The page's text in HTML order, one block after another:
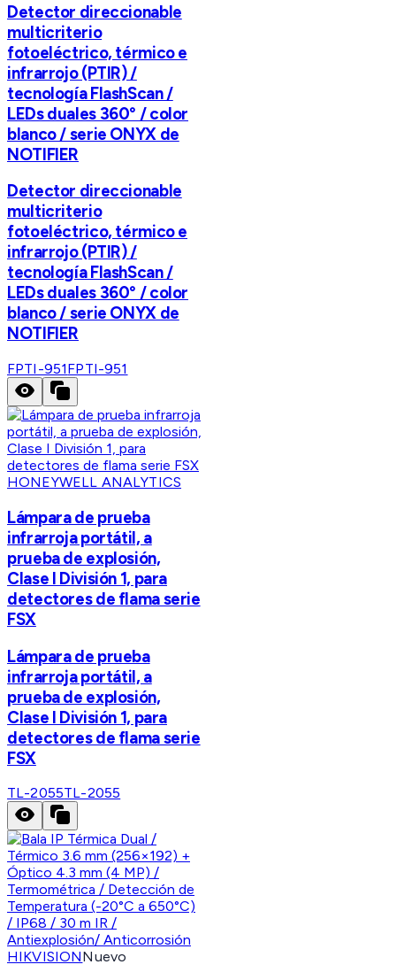
Detector direccionable
multicriterio
fotoeléctrico, térmico e
infrarrojo (PTIR) /
tecnología FlashScan /
LEDs duales 360° / color
blanco / serie ONYX de
NOTIFIER
Detector direccionable
multicriterio
fotoeléctrico, térmico e
infrarrojo (PTIR) /
tecnología FlashScan /
LEDs duales 360° / color
blanco / serie ONYX de
NOTIFIER
FPTI-951FPTI-951
HONEYWELL ANALYTICS
Lámpara de prueba
infrarroja portátil, a
prueba de explosión,
Clase I División 1, para
detectores de flama serie
FSX
Lámpara de prueba
infrarroja portátil, a
prueba de explosión,
Clase I División 1, para
detectores de flama serie
FSX
TL-2055TL-2055
HIKVISIONNuevo